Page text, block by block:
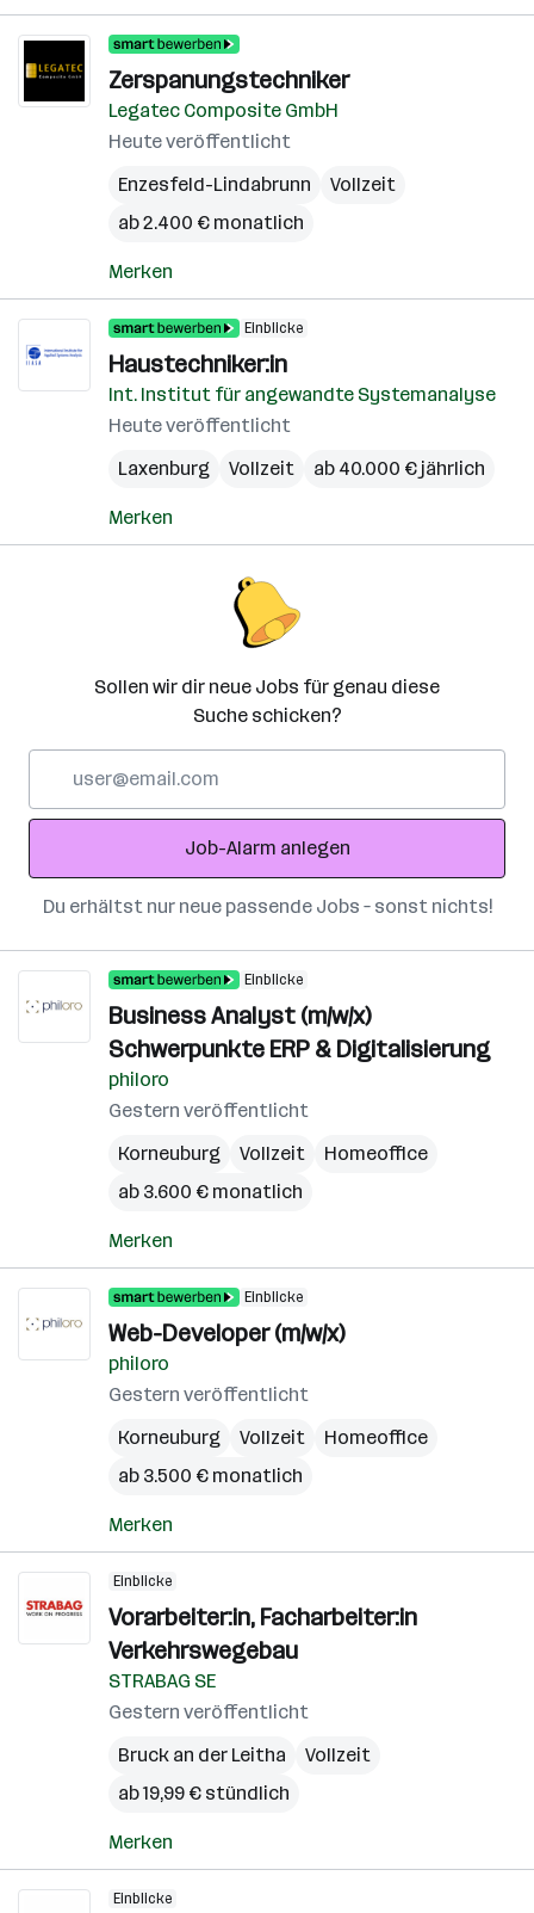
Zerspanungstechniker
Legatec Composite GmbH
Heute veröffentlicht
Enzesfeld-Lindabrunn
Vollzeit
ab 2.400 € monatlich
Merken
Einblicke
Haustechniker:in
Int. Institut für angewandte Systemanalyse
Heute veröffentlicht
Laxenburg
Vollzeit ab 40.000 € jährlich
Merken
Sollen wir dir neue Jobs für genau diese
Suche schicken?
Adresse
Job-Alarm anlegen
Du erhältst nur neue passende Jobs – sonst nichts!
Einblicke
Business Analyst (m/w/x)
Schwerpunkte ERP & Digitalisierung
philoro
Gestern veröffentlicht
Korneuburg
Vollzeit
Homeoffice
ab 3.600 € monatlich
Merken
Einblicke
Web-Developer (m/w/x)
philoro
Gestern veröffentlicht
Korneuburg
Vollzeit
Homeoffice
ab 3.500 € monatlich
Merken
Einblicke
Vorarbeiter:in, Facharbeiter:in
Verkehrswegebau
STRABAG SE
Gestern veröffentlicht
Bruck an der Leitha
Vollzeit
ab 19,99 € stündlich
Merken
Einblicke